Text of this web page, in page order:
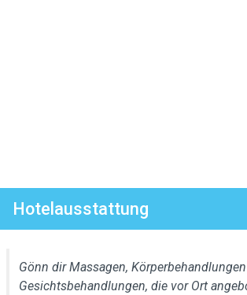
Hotelausstattung
Gönn dir Massagen,
Gesichtsbehandlungen, die vor Ort